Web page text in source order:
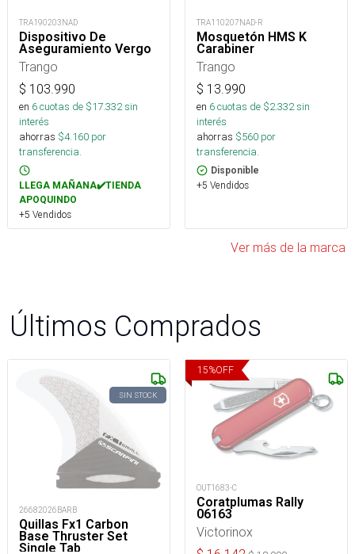
TRA190203NAD
Dispositivo De
Aseguramiento Vergo
Trango
$ 103.990
en 6cuotas de $17.332sin
interés
ahorras $4.160 por
transferencia.
LLEGA MAÑANA✔️TIENDA
APOQUINDO
+5 Vendidos
TRA110207NAD-R
Mosquetón HMS K
Carabiner
Trango
$ 13.990
en 6cuotas de $2.332sin
interés
ahorras $560 por
transferencia.
Disponible
+5 Vendidos
Ver más de la marca
Últimos Comprados
SIN STOCK
26682026BARB
Quillas Fx1 Carbon
Base Thruster Set
Single Tab
15%OFF
OUT1683-C
Coratplumas Rally
06163
Victorinox